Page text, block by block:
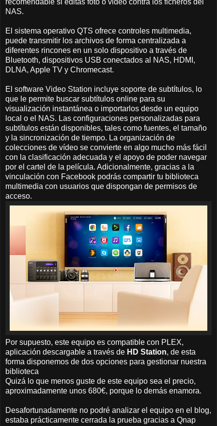
recomendable si editas foto o video contra los ficheros del
NAS.
El sistema operativo QTS ofrece controles multimedia,
puede transmitir los archivos de forma centralizada a
diferentes rincones en un solo dispositivo a través de
Bluetooth, dispositivos USB conectados al NAS, HDMI,
DLNA, Apple TV y Chromecast.
El software Video Station incluye soporte de subtítulos, lo
que le permite buscar subtítulos online para su
visualización instantánea o importarlos desde un equipo
local o el NAS. Las configuraciones personalizadas para
subtítulos están disponibles, tales como fuentes, el tamaño
y la sincronización de tiempo. La organización de
colecciones de vídeo se convierte en algo mucho más fácil
con la clasificación adecuada y el apoyo de poder navegar
por el cartel de la película. Adicionalmente, gracias a la
vinculación con Facebook podrás compartir tu biblioteca
multimedia con usuarios que dispongan de permisos de
acceso.
Por supuesto, este equipo es compatible con PLEX,
aplicación descargable a través de HD Station, de esta
forma disponemos de dos opciones para gestionar nuestra
biblioteca
Quizá lo que menos guste de este equipo sea el precio,
aproximadamente unos 680€, porque lo demás enamora.
Desafortunadamente no podré analizar el equipo en el blog,
estaba prácticamente cerrada la prueba gracias a Qnap